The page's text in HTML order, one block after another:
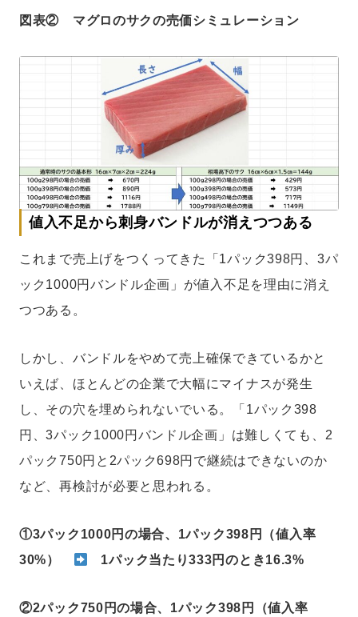
図表② マグロのサクの売価シミュレーション
値入不足から刺身バンドルが消えつつある
これまで売上げをつくってきた「1パック398円、3パ
ック1000円バンドル企画」が値入不足を理由に消え
つつある。
しかし、バンドルをやめて売上確保できているかと
いえば、ほとんどの企業で大幅にマイナスが発生
し、その穴を埋められないでいる。「1パック398
円、3パック1000円バンドル企画」は難しくても、2
パック750円と2パック698円で継続はできないのか
など、再検討が必要と思われる。
①3パック1000円の場合、1パック398円（値入率
30%）
1パック当たり333円のとき16.3%
②2パック750円の場合、1パック398円（値入率